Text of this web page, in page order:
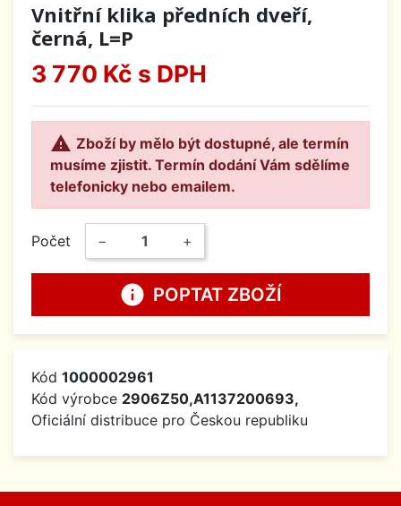
Vnitřní klika předních dveří,
černá, L=P
3 770 Kč s DPH
 Zboží by mělo být dostupné, ale termín
musíme zjistit. Termín dodání Vám sdělíme
telefonicky nebo emailem.
Počet − +
info POPTAT ZBOŽÍ
Kód 1000002961
Kód výrobce 2906Z50,A1137200693,
Oficiální distribuce pro Českou republiku